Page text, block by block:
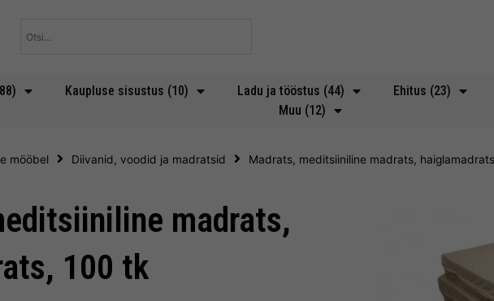
Kaupluse sisustus (10) Ladu ja tööstus (44) Ehitus (23)
Muu (12)
mööbel Diivanid, voodid ja madratsid Madrats, meditsiiniline madrats,
madrats,
100 tk